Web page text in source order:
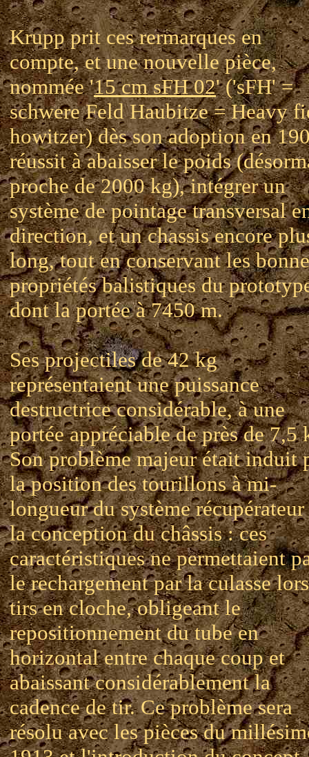
Krupp prit ces rermarques en
compte, et une nouvelle pièce,
nommée '15 cm sFH 02' ('sFH' =
schwere Feld Haubitze = Heavy
howitzer) dès son adoption en
réussit à abaisser le poids
proche de 2000 kg), intégrer un
système de pointage transversal
direction, et un chassis encore
long, tout en conservant les
propriétés balistiques du
dont la portée à 7450 m.
Ses projectiles de 42 kg
représentaient une puissance
destructrice considérable, à une
portée appréciable de près de 7,5
Son problème majeur était induit
la position des tourillons à mi-
longueur du système récupérateur
la conception du châssis : ces
caractéristiques ne permettaient
le rechargement par la culasse
tirs en cloche, obligeant le
repositionnement du tube en
horizontal entre chaque coup et
abaissant considérablement la
cadence de tir. Ce problème sera
résolu avec les pièces du